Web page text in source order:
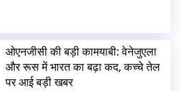
ओएनजीसी की बड़ी कामयाबी: वेनेजुएला
और रूस में भारत का बढ़ा कद, कच्चे तेल
पर आई बड़ी खबर